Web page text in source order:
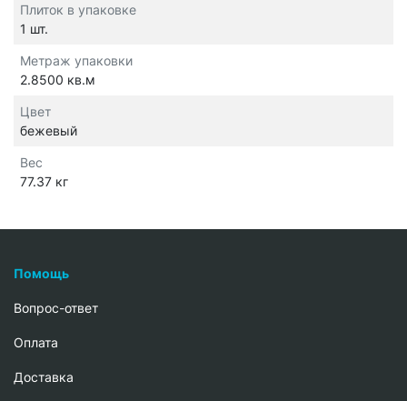
Плиток в упаковке
1 шт.
Метраж упаковки
2.8500 кв.м
Цвет
бежевый
Вес
77.37 кг
Помощь
Вопрос-ответ
Oплата
Доставка